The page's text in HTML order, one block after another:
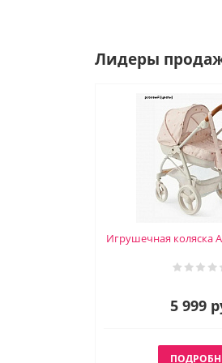
Лидеры
Игрушечная коляска
5 999